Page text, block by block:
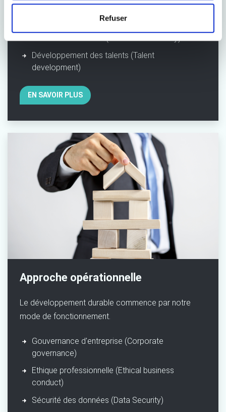
Refuser
Développement des talents (Talent
development)
EN SAVOIR PLUS
Approche opérationnelle
Le développement durable commence par notre
mode de fonctionnement.
Gouvernance d'entreprise (Corporate
governance)
Ethique professionnelle (Ethical business
conduct)
Sécurité des données (Data Security)